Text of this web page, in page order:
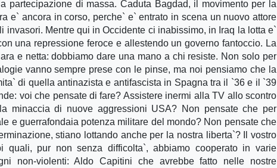
partecipazione di massa. Caduta Bagdad, il movimento per la
e` ancora in corso, perche` e` entrato in scena un nuovo attore
Mentre qui in Occidente ci inabissimo, in Iraq la lotta e`
una repressione feroce e allestendo un governo fantoccio. La
e netta: dobbiamo dare una mano a chi resiste. Non solo per
vanno sempre prese con le pinse, ma noi pensiamo che la
di quella antinazista e antifascista in Spagna tra il `36 e il `39
voi che pensate di fare? Assistere inermi alla TV allo scontro
minaccia di nuove aggressioni USA? Non pensate che per
e guerrafondaia potenza militare del mondo? Non pensate che
stiano lottando anche per la nostra liberta`? Il vostro
quali, pur non senza difficolta`, abbiamo cooperato in varie
non-violenti: Aldo Capitini che avrebbe fatto nelle nostre